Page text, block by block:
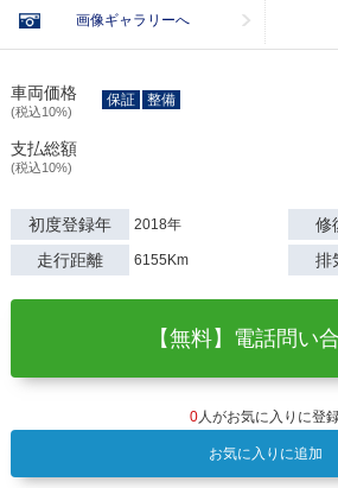
画像ギャラリーへ
車両価格
(税込10%)
保証 整備
支払総額
(税込10%)
初度登録年 2018年 修
走行距離 6155Km 排
【無料】電話問い
0人がお気に入りに登
お気に入りに追加